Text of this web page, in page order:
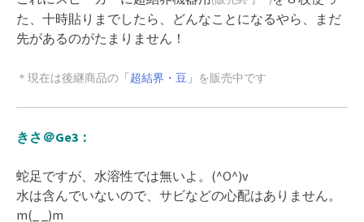
た、十時貼りまでしたら、どんなことになるやら、まだ
先があるのがたまりません！
＊現在は後継商品の 「超結界・豆」 を販売中です
きさ＠Ge3：
蛇足ですが、水溶性では無いよ。(^O^)v
水は含んでいないので、サビなどの心配はありません。
m(_ _)m